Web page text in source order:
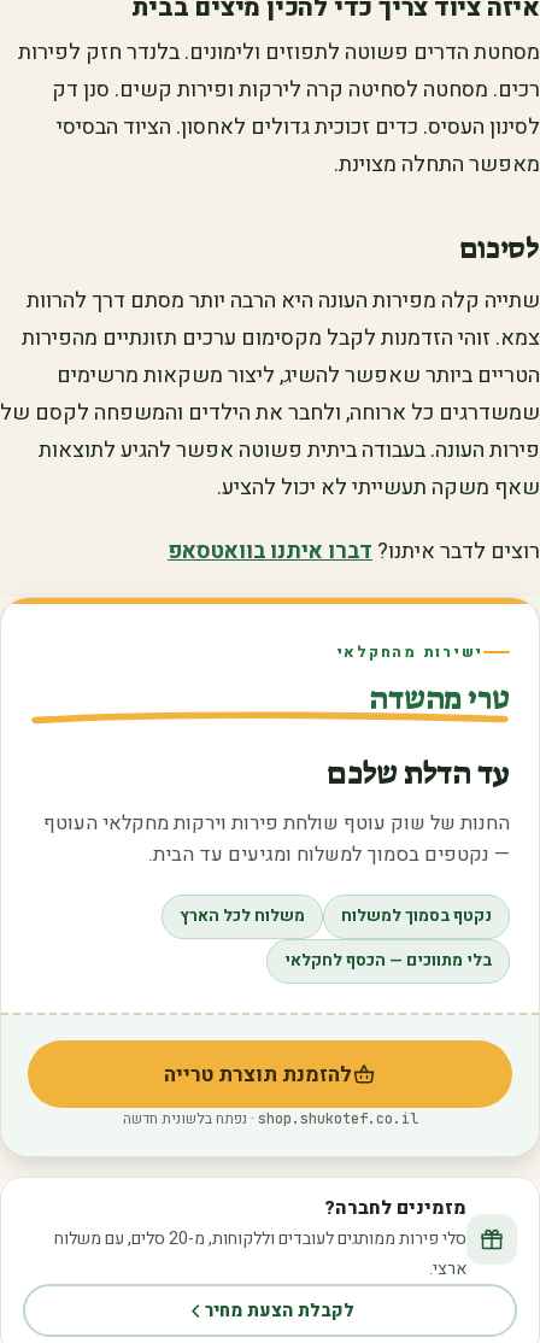
איזה ציוד צריך כדי להכין מיצים בבית
מסחטת הדרים פשוטה לתפוזים ולימונים. בלנדר חזק לפירות
רכים. מסחטה לסחיטה קרה לירקות ופירות קשים. סנן דק
לסינון העסיס. כדים זכוכית גדולים לאחסון. הציוד הבסיסי
מאפשר התחלה מצוינת.
לסיכום
שתייה קלה מפירות העונה היא הרבה יותר מסתם דרך להרוות
צמא. זוהי הזדמנות לקבל מקסימום ערכים תזונתיים מהפירות
הטריים ביותר שאפשר להשיג, ליצור משקאות מרשימים
שמשדרגים כל ארוחה, ולחבר את הילדים והמשפחה לקסם של
פירות העונה. בעבודה ביתית פשוטה אפשר להגיע לתוצאות
שאף משקה תעשייתי לא יכול להציע.
רוצים לדבר איתנו?דברו איתנו בוואטסאפ
ישירות מהחקלאי
טרי מהשדה
עד הדלת שלכם
החנות של שוק עוטף שולחת פירות וירקות מחקלאי העוטף
— נקטפים בסמוך למשלוח ומגיעים עד הבית.
נקטף בסמוך למשלוח
משלוח לכל הארץ
בלי מתווכים — הכסף לחקלאי
להזמנת תוצרת טרייה
(נפתח בלשונית חדשה)
shop.shukotef.co.il · נפתח בלשונית חדשה
מזמינים לחברה?
סלי פירות ממותגים לעובדים וללקוחות, מ-20 סלים, עם משלוח
ארצי.
לקבלת הצעת מחיר